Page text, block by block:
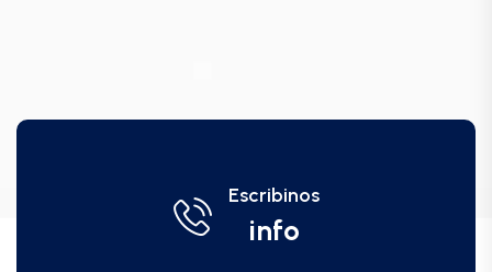
Escribinos
info